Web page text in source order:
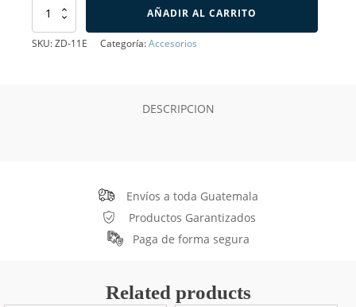
Base
Ajustable
Para
AÑADIR AL CARRITO
SKU:ZD-11E Categoría:Accesorios
DESCRIPCION
Envíos a toda Guatemala
Productos Garantizados
Paga de forma segura
Related products